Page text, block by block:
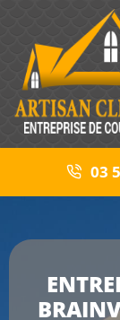
03